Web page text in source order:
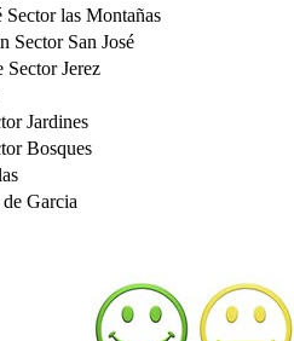
Sector las Montañas
Sector San José
Sector Jerez
Jardines
Bosques
Garcia